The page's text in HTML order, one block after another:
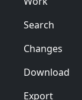
Search
Changes
Download
Export